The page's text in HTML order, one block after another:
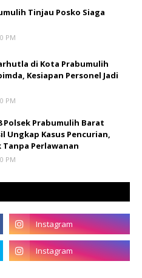
Tinjau Posko Siaga
PM
di Kota Prabumulih
Kesiapan Personel Jadi
PM
Polsek Prabumulih Barat
Ungkap Kasus Pencurian,
Tanpa Perlawanan
PM